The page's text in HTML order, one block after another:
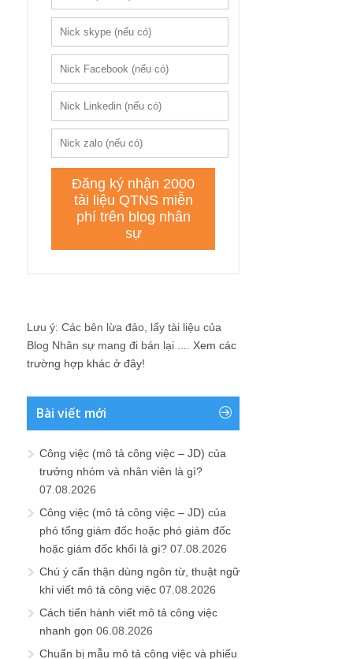
Lưu ý: Các bên lừa đảo, lấy tài liệu của
Blog Nhân sự mang đi bán lại .... Xem các
trường hợp khác ở đây!
Bài viết mới
Công việc (mô tả công việc – JD) của
trưởng nhóm và nhân viên là gì?
07.08.2026
Công việc (mô tả công việc – JD) của
phó tổng giám đốc hoặc phó giám đốc
hoặc giám đốc khối là gì? 07.08.2026
Chú ý cẩn thận dùng ngôn từ, thuật ngữ
khi viết mô tả công việc 07.08.2026
Cách tiến hành viết mô tả công việc
nhanh gọn 06.08.2026
Chuẩn bị mẫu mô tả công việc và phiếu